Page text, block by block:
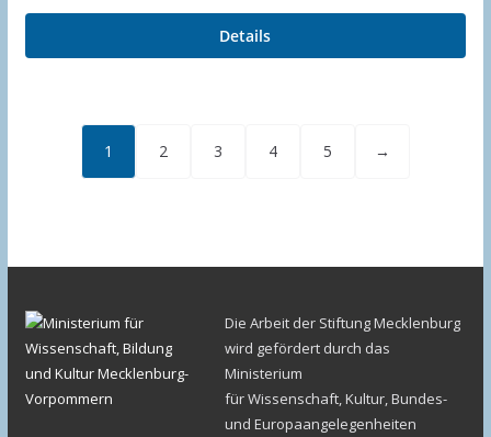
Details
1 2 3 4 5 →
Die Arbeit der Stiftung Mecklenburg
wird gefördert durch das
Ministerium
für Wissenschaft, Kultur, Bundes-
und Europaangelegenheiten